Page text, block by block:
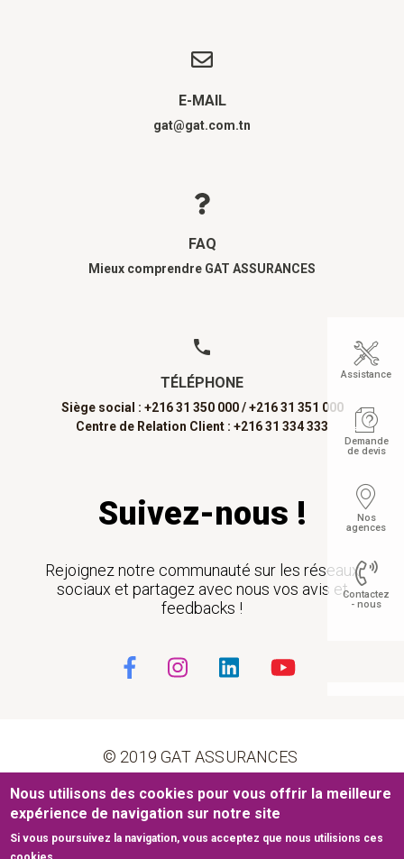
E-MAIL
gat@gat.com.tn
FAQ
Mieux comprendre GAT ASSURANCES
TÉLÉPHONE
Siège social : +216 31 350 000 / +216 31 351 000
Centre de Relation Client : +216 31 334 333
Suivez-nous !
Rejoignez notre communauté sur les réseaux
sociaux et partagez avec nous vos avis et
feedbacks !
© 2019 GAT ASSURANCES
Pied de page
Conditions générales d’utilisation
Mentions légales Plan du site
Assistance
Demande
de devis
Nos
agences
Contactez
- nous
Nous utilisons des cookies pour vous offrir la meilleure
expérience de navigation sur notre site
Si vous poursuivez la navigation, vous acceptez que nous utilisions ces